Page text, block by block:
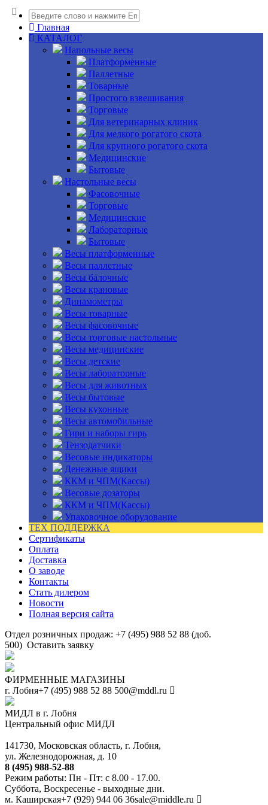
Главная
КАТАЛОГ
Напольные весы
Платформенные
Паллетные
Товарные
Простого взвешивания
Торговые
Для ветеринарных клиник
Для мелкого рогатого скота
Для крупного рогатого скота
Медицинские
Бытовые
Настольные весы
Фасовочные
Торговые
Медицинские
Лабораторные
Бытовые
Весы платформенные
Весы паллетные
Весы балочные
Весы крановые
Динамометры
Весы товарные
Весы фасовочные
Весы торговые настольные
Весы медицинские
Весы детские
Весы лабораторные
Весы для животных
Весы бытовые
Весы кухонные
Весы автомобильные
Гири и наборы гирь
Тензодатчики
Весовые индикаторы
Денежные ящики
ККМ и ЧПМ(Кассы)
Весовые дозаторы
ККМ и ЧПМ(Кассы)
Упаковочное оборудование
ТЕХ ПОДДЕРЖКА
Сертификаты
Оплата
Доставка
О заводе
Контакты
Стать дилером
Новости
Полная версия сайта
Отдел розничных продаж: +7 (495) 988 52 88 (доб.
500) Оставить заявку
ФИРМЕННЫЕ МАГАЗИНЫ
г. Лобня+7 (495) 988 52 88 500@mddl.ru
МИДЛ в г. Лобня
Центральный офис МИДЛ
141730, Московская область, г. Лобня,
ул. Железнодорожная, д. 10
8 (495) 988-52-88
Режим работы: Пн - Пт: с 8.00 - 17.00.
Суббота, Воскресенье - выходные дни.
м. Каширская+7 (929) 944 06 36sale@middle.ru